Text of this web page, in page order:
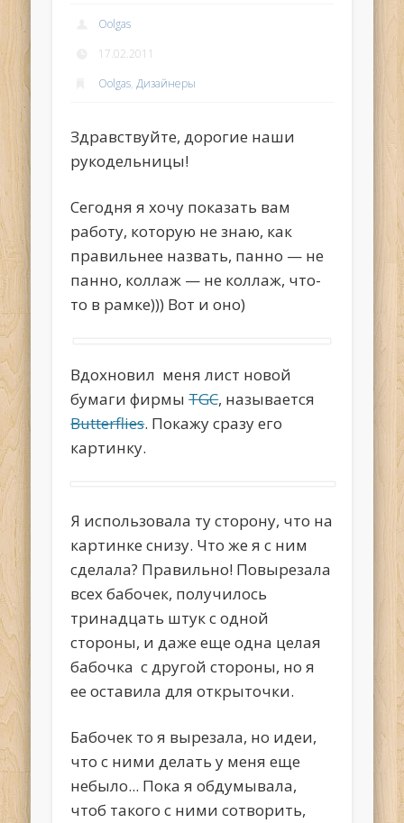
Oolgas
17.02.2011
Oolgas,Дизайнеры
Здравствуйте, дорогие наши
рукодельницы!
Сегодня я хочу показать вам
работу, которую не знаю, как
правильнее назвать, панно — не
панно, коллаж — не коллаж, что-
то в рамке))) Вот и оно)
Вдохновил меня лист новой
бумаги фирмыTGC, называется
Butterflies. Покажу сразу его
картинку.
Я использовала ту сторону, что на
картинке снизу. Что же я с ним
сделала? Правильно! Повырезала
всех бабочек, получилось
тринадцать штук с одной
стороны, и даже еще одна целая
бабочка с другой стороны, но я
ее оставила для открыточки.
Бабочек то я вырезала, но идеи,
что с ними делать у меня еще
небыло... Пока я обдумывала,
чтоб такого с ними сотворить,